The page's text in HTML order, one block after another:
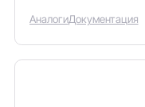
АналогиДокументация